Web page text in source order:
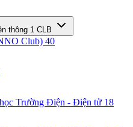
thông 1 CLB
Club) 40
Trường Điện - Điện tử 18